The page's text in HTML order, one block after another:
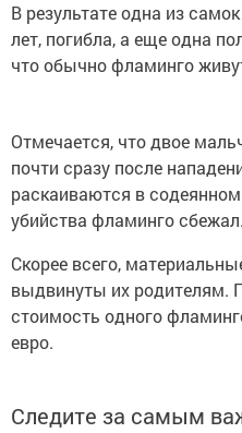
В результате одна из
лет, погибла, а еще одна
что обычно фламинго
Отмечается, что двое
почти сразу после
раскаиваются в
убийства фламинго сбежал.
Скорее всего,
выдвинуты их родителям.
стоимость одного
евро.
Следите за самым